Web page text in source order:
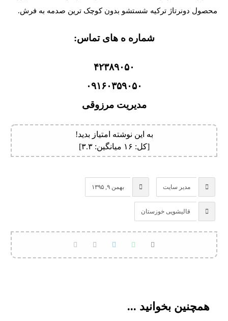
محصول دونرتاژ ترکیه شستشو بدون کوچک ترین صدمه به فرش.
شماره ه های تماس:
۴۲۳۸۹۰۵۰
۰۹۱۶۰۳۵۹۰۵۰
مدیریت مرزوقی
به این نوشته امتیاز بدید!
[کل: ۱۶ میانگین:۳.۳]
مدیر سایت بهمن ۹, ۱۳۹۵
قالیشویی خوزستان
همچنین بخوانید ...